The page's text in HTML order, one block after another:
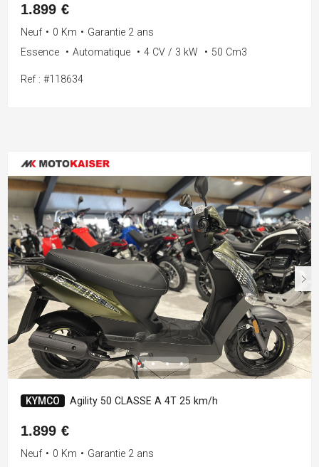
1.899 €
Neuf • 0 Km • Garantie 2 ans
Essence
• Automatique • 4 CV / 3 kW • 50 Cm3
Ref : #118634
KYMCO Agility 50 CLASSE A 4T 25 km/h
1.899 €
Neuf • 0 Km • Garantie 2 ans